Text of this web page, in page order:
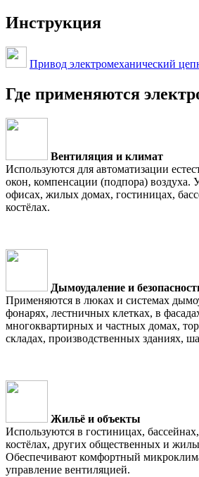
Инструкция
Привод электромеханический
Где применяются
Вентиляция и климат
Используются для автоматизации
окон, компенсации (подпора) воздуха.
офисах, жилых домах, гостиницах,
костёлах.
Дымоудаление и
Применяются в люках и системах
фонарях, лестничных клетках, в
многоквартирных и частных домах,
складах, производственных зданиях,
Жильё и объекты
Используются в гостиницах,
костёлах, других общественных и
Обеспечивают комфортный
управление вентиляцией.